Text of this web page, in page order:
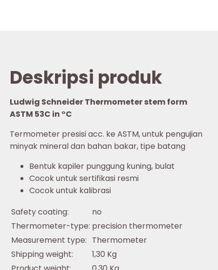
Deskripsi produk
Ludwig Schneider Thermometer stem form
ASTM 53C in °C
Termometer presisi acc. ke ASTM, untuk pengujian
minyak mineral dan bahan bakar, tipe batang
Bentuk kapiler punggung kuning, bulat
Cocok untuk sertifikasi resmi
Cocok untuk kalibrasi
Safety coating:
no
Thermometer-type: precision thermometer
Measurement type: Thermometer
Shipping weight:
1,30 Kg